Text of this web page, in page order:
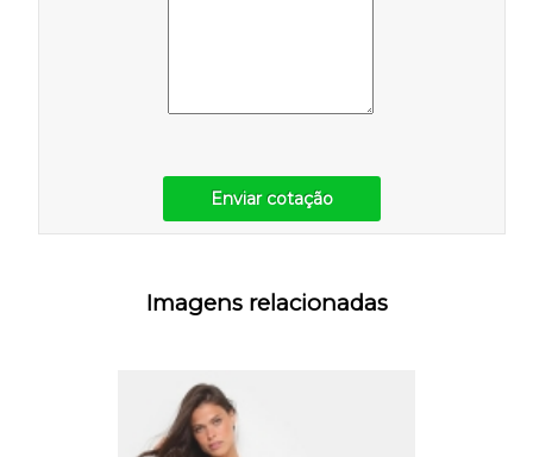
Enviar cotação
Imagens relacionadas